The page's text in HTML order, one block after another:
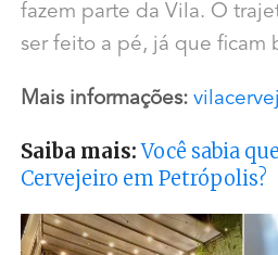
fazem parte da Vila. O
ser feito a pé, já que ficam
Mais informações:
Saiba mais: Você sabia
Cervejeiro em Petrópolis?